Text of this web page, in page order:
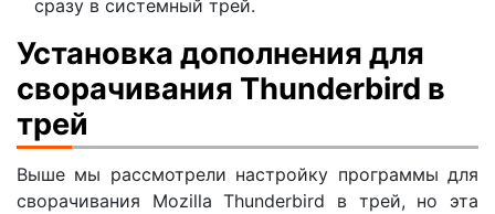
сразу в системный трей.
Установка дополнения для
сворачивания Thunderbird в
трей
Выше мы рассмотрели настройку программы для
сворачивания Mozilla Thunderbird в трей, но эта